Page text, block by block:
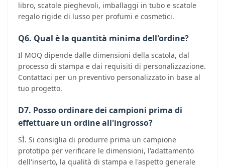
libro, scatole pieghevoli, imballaggi in tubo e scatole
regalo rigide di lusso per profumi e cosmetici.
Q6. Qual è la quantità minima dell'ordine?
Il MOQ dipende dalle dimensioni della scatola, dal
processo di stampa e dai requisiti di personalizzazione.
Contattaci per un preventivo personalizzato in base al
tuo progetto.
D7. Posso ordinare dei campioni prima di
effettuare un ordine all'ingrosso?
SÌ. Si consiglia di produrre prima un campione
prototipo per verificare le dimensioni, l'adattamento
dell'inserto, la qualità di stampa e l'aspetto generale